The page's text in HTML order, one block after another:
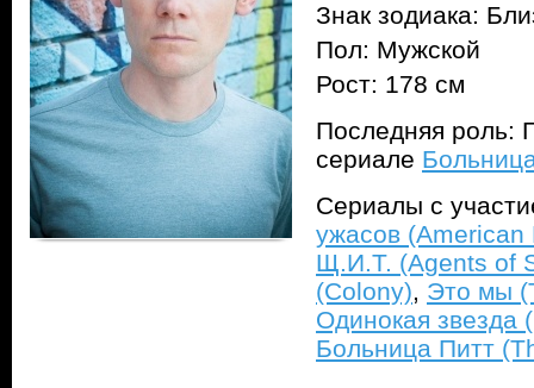
Знак зодиака:
Пол: Мужской
Рост: 178 см
Последняя роль:
сериале
Сериалы с
ужасов (American
Щ.И.Т. (Agents of
(Colony), Это мы
Одинокая звезда
Больница Питт